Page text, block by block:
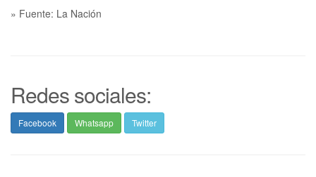
» Fuente: La Nación
Redes sociales:
Facebook Whatsapp Twitter